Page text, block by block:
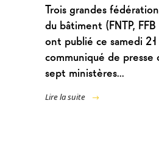
Trois grandes
du bâtiment (FNTP,
ont publié ce samedi 21
communiqué de presse
sept ministères...
Lire la suite